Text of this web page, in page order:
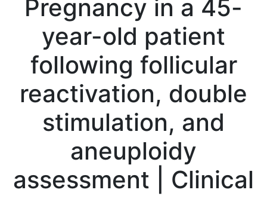
Pregnancy in a 45-
year-old patient
following follicular
reactivation, double
stimulation, and
aneuploidy
assessment | Clinical